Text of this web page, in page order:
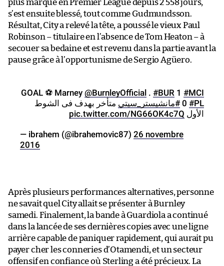
plus marqué en Premier League depuis 2 558 jours,
s’est ensuite blessé, tout comme Gudmundsson.
Résultat, City a relevé la tête, a poussé le vieux Paul
Robinson – titulaire en l’absence de Tom Heaton – à
secouer sa bedaine et est revenu dans la partie avant la
pause grâce à l’opportunisme de Sergio Agüero.
GOAL ⚽️ Marney @BurnleyOfficial . #BUR 1 #MCI
0 #PL #مانشيستر_سيتي متأخر بهدف فى الشوط
الأول pic.twitter.com/NG66OK4c7Q
— ibrahem (@ibrahemovic87) 26 novembre
2016
Après plusieurs performances alternatives, personne
ne savait quel City allait se présenter à Burnley
samedi. Finalement, la bande à Guardiola a continué
dans la lancée de ses dernières copies avec une ligne
arrière capable de paniquer rapidement, qui aurait pu
payer cher les conneries d’Otamendi, et un secteur
offensif en confiance où Sterling a été précieux. La